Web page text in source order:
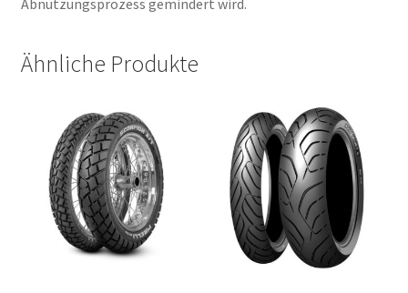
Ähnliche Produkte